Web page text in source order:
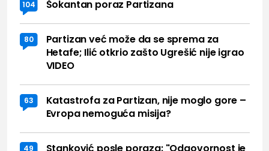
104 Šokantan poraz Partizana
80
Partizan već može da se sprema za
Hetafe; Ilić otkrio zašto Ugrešić nije igrao
VIDEO
63
Katastrofa za Partizan, nije moglo gore –
Evropa nemoguća misija?
49